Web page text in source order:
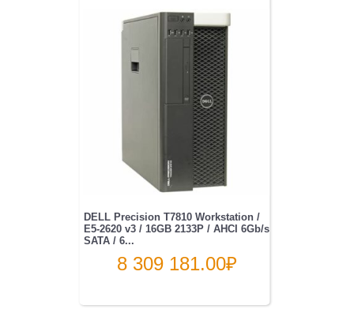
DELL Precision T7810 Workstation /
E5-2620 v3 / 16GB 2133P / AHCI 6Gb/s
SATA / 6...
8 309 181.00₽